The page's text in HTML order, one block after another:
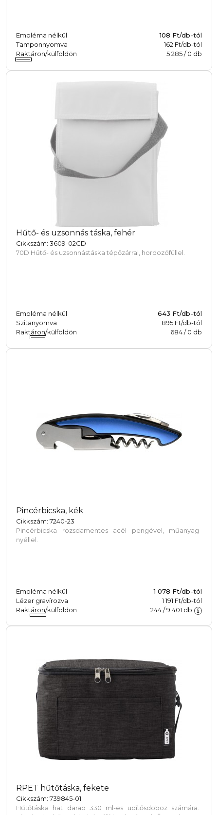
Embléma nélkül 108 Ft/db-tól
Tamponnyomva
162 Ft/db-tól
Raktáron/külföldön
5 285/0 db
Hűtő- és uzsonnás táska, fehér
Cikkszám: 3609-02CD
70D Hűtő- és uzsonnástáska tépőzárral, hordozófüllel.
Embléma nélkül 643 Ft/db-tól
Szitanyomva
895 Ft/db-tól
Raktáron/külföldön
684/0 db
Pincérbicska, kék
Cikkszám: 7240-23
Pincérbicska rozsdamentes acél pengével, műanyag
nyéllel.
Embléma nélkül 1 078 Ft/db-tól
Lézer gravírozva
1 191 Ft/db-tól
Raktáron/külföldön
244/9 401 db
RPET hűtőtáska, fekete
Cikkszám: 739845-01
Hűtőtáska hat darab 330 ml-es üdítősdoboz számára.